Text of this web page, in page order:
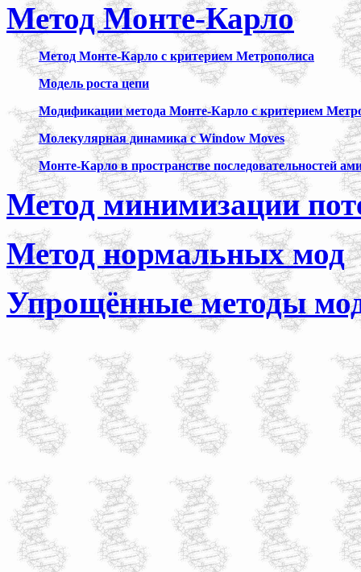
Метод Монте-Карло
Метод Монте-Карло с критерием Метрополиса
Модель роста цепи
Модификации метода Монте-Карло с критерием
Молекулярная динамика с Window Moves
Монте-Карло в пространстве последовательностей
Метод минимизации
Метод нормальных мод
Упрощённые методы